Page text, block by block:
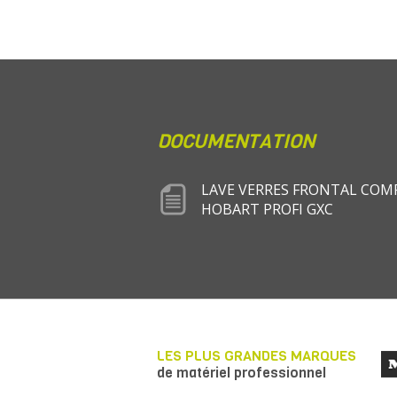
DOCUMENTATION
LAVE VERRES FRONTAL
HOBART PROFI GXC
LES PLUS GRANDES MARQUES
de matériel professionnel